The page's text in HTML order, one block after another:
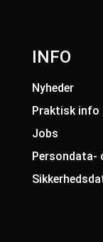
INFO
Nyheder
Praktisk info
Jobs
Persondata-